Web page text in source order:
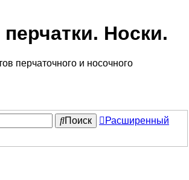
Носки.
перчаточного и носочного
Поиск
Расширенный